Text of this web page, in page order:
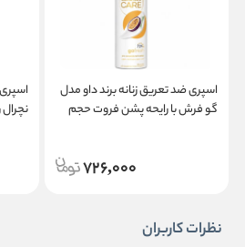
اسپری ضد تعریق زنانه برند داو مدل
گو فرش با رایحه پشن فروت حجم
726,000
نظرات کاربران